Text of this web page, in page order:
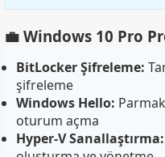
💼 Windows 10 Pro
BitLocker Şifreleme:
şifreleme
Windows Hello:
oturum açma
Hyper-V Sanallaştırma: